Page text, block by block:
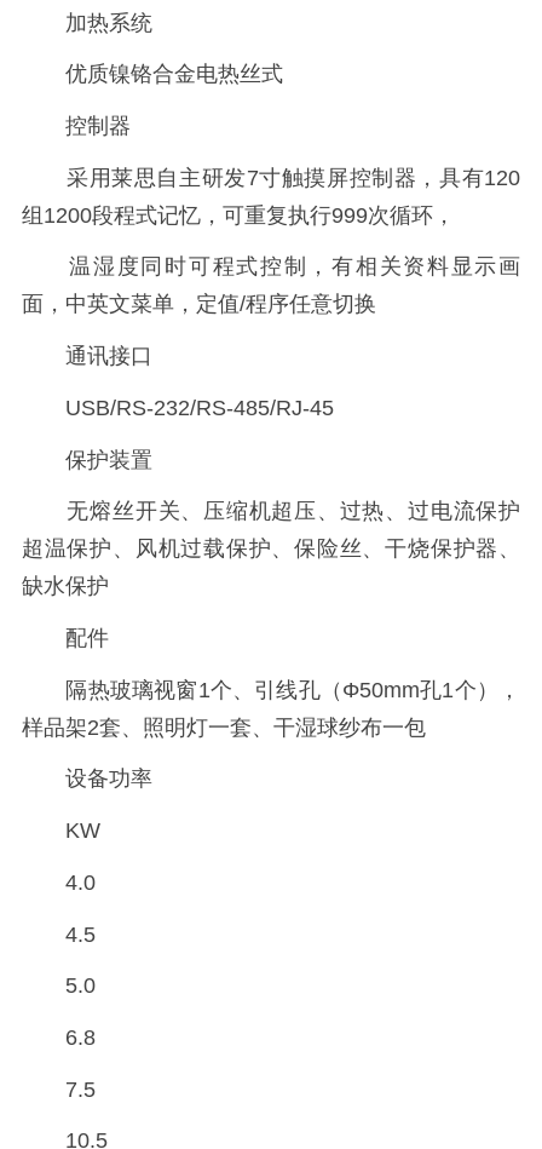
加热系统
优质镍铬合金电热丝式
控制器
采用莱思自主研发7寸触摸屏控制器，具有120
组1200段程式记忆，可重复执行999次循环，
温湿度同时可程式控制，有相关资料显示画
面，中英文菜单，定值/程序任意切换
通讯接口
USB/RS-232/RS-485/RJ-45
保护装置
无熔丝开关、压缩机超压、过热、过电流保护
超温保护、风机过载保护、保险丝、干烧保护器、
缺水保护
配件
隔热玻璃视窗1个、引线孔（Φ50mm孔1个），
样品架2套、照明灯一套、干湿球纱布一包
设备功率
KW
4.0
4.5
5.0
6.8
7.5
10.5